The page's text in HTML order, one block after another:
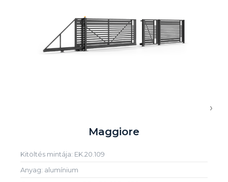
Maggiore
Kitöltés mintája: EK.20.109
Anyag: alumínium
›